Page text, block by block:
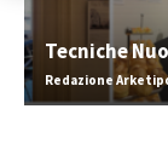
Tecniche
Redazione